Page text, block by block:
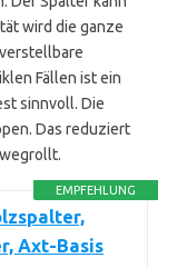
wird die ganze
Fällen ist ein
sinnvoll. Die
Das reduziert
EMPFEHLUNG
Axt-Basis